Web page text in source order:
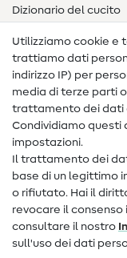
Dizionario del cucito
Nähanleitungen
Assistenza e
Contatto
Informazioni sul
FAQ
Diritto di recesso
Popolare
Utilizziamo cookie e
trattiamo dati
indirizzo IP) per
media di terze parti
trattamento dei dati
Condividiamo questi
impostazioni.
Il trattamento dei
base di un legittimo
o rifiutato. Hai il
revocare il consenso
consultare il nostro
sull'uso dei dati